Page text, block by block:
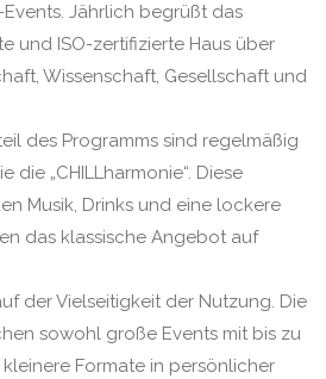
Jährlich begrüßt das
und ISO-zertifizierte Haus über
Wissenschaft, Gesellschaft und
des Programms sind regelmäßig
„CHILLharmonie“. Diese
Musik, Drinks und eine lockere
das klassische Angebot auf
der Vielseitigkeit der Nutzung. Die
sowohl große Events mit bis zu
Formate in persönlicher